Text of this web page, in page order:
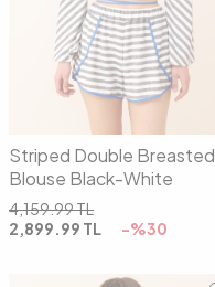
36 38 40
Striped Double Breasted
Blouse Black-White
4,159.99TL
2,899.99 TL -%30